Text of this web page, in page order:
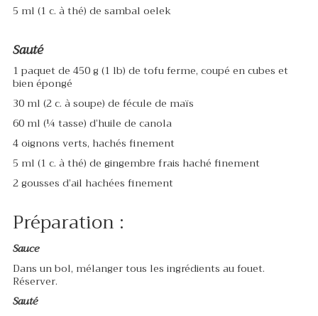
5 ml (1 c. à thé) de sambal oelek
Sauté
1 paquet de 450 g (1 lb) de tofu ferme, coupé en cubes et
bien épongé
30 ml (2 c. à soupe) de fécule de maïs
60 ml (¼ tasse) d’huile de canola
4 oignons verts, hachés finement
5 ml (1 c. à thé) de gingembre frais haché finement
2 gousses d’ail hachées finement
Préparation :
Sauce
Dans un bol, mélanger tous les ingrédients au fouet.
Réserver.
Sauté